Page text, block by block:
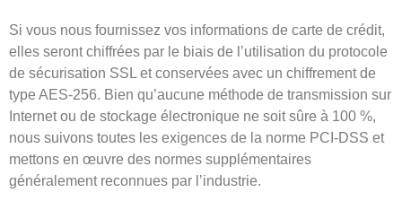
Si vous nous fournissez vos informations de carte de crédit,
elles seront chiffrées par le biais de l’utilisation du protocole
de sécurisation SSL et conservées avec un chiffrement de
type AES-256. Bien qu’aucune méthode de transmission sur
Internet ou de stockage électronique ne soit sûre à 100 %,
nous suivons toutes les exigences de la norme PCI-DSS et
mettons en œuvre des normes supplémentaires
généralement reconnues par l’industrie.